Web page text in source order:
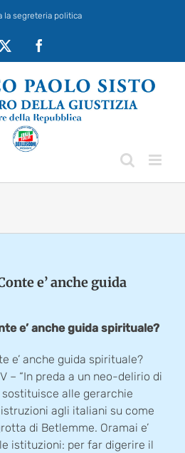
la segreteria politica
e’ anche guida
e’ anche guida spirituale?
e’ anche guida spirituale?
– “In preda a un neo-delirio di
alle gerarchie
agli italiani su come
di Betlemme. Oramai e’
istituzioni: per far digerire il